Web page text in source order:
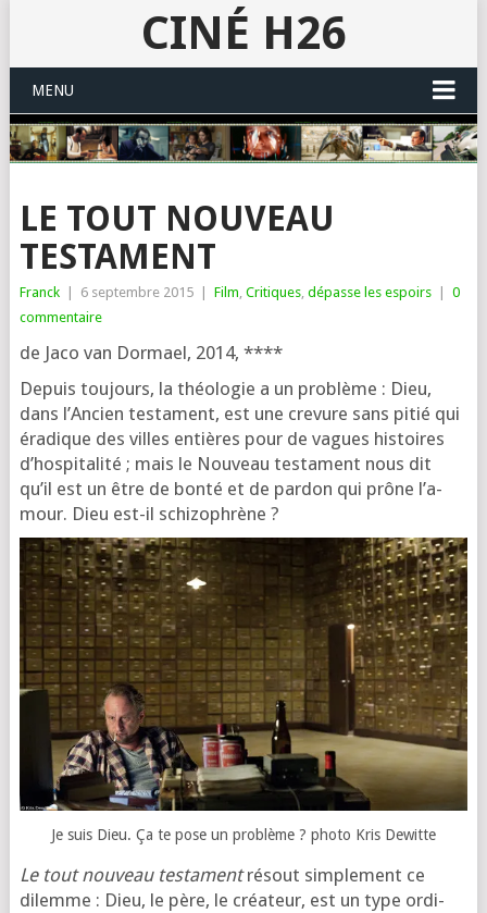
CINÉ H26
MENU
LE TOUT NOUVEAU
TESTAMENT
Franck 6 septembre 2015 Film, Critiques, dépasse les espoirs
0
commentaire
de Jaco van Dormael, 2014, ****
Depuis tou­jours, la théo­lo­gie a un pro­blème : Dieu,
dans l’Ancien tes­ta­ment, est une cre­vure sans pitié qui
éra­dique des villes entières pour de vagues his­toires
d’hos­pi­ta­li­té ; mais le Nouveau tes­ta­ment nous dit
qu’il est un être de bon­té et de par­don qui prône l’a­
mour. Dieu est-il schizophrène ?
Je suis Dieu. Ça te pose un pro­blème ? pho­to Kris Dewitte
Le tout nou­veau tes­ta­mentrésout sim­ple­ment ce
dilemme : Dieu, le père, le créa­teur, est un type ordi­